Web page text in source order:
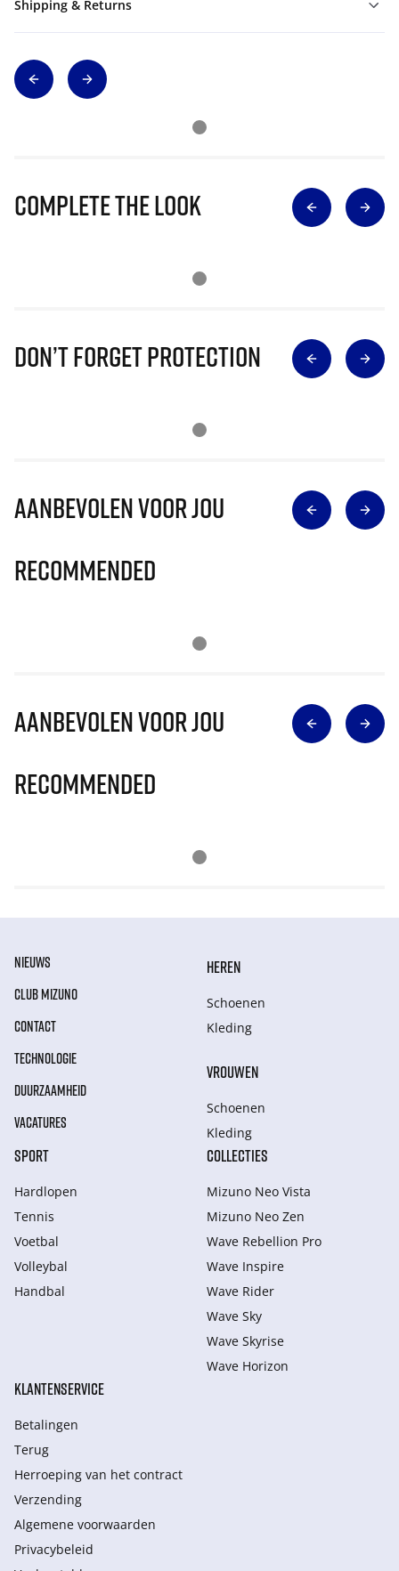
Shipping & Returns
Complete The Look
Don’t Forget Protection
Aanbevolen voor jou
Recommended
Aanbevolen voor jou
Recommended
NIEUWS
CLUB MIZUNO
CONTACT
TECHNOLOGIE
DUURZAAMHEID
VACATURES
HEREN
Schoenen
Kleding
VROUWEN
Schoenen
Kleding
SPORT
Hardlopen
Tennis
Voetbal
Volleybal
Handbal
COLLECTIES
Mizuno Neo Vista
Mizuno Neo Zen
Wave Rebellion Pro
Wave Inspire
Wave Rider
Wave Sky
Wave Skyrise
Wave Horizon
KLANTENSERVICE
Betalingen
Terug
Herroeping van het contract
Verzending
Algemene voorwaarden
Privacybeleid